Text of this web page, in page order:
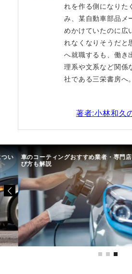
れを作る側になりた
み、某自動車部品メ
めかけていたのに広
れなくなりそうだと
へ就職するも、働き
理系や文系など関係
社である三栄書房へ。
著者:小林和久
い 車のコーティングおすすめ業者・専門
び方も解説